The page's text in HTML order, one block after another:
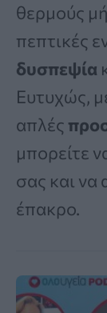
θερμούς
πεπτικές
δυσπεψία
Ευτυχώς,
απλές
μπορείτε
σας και να
έπακρο.